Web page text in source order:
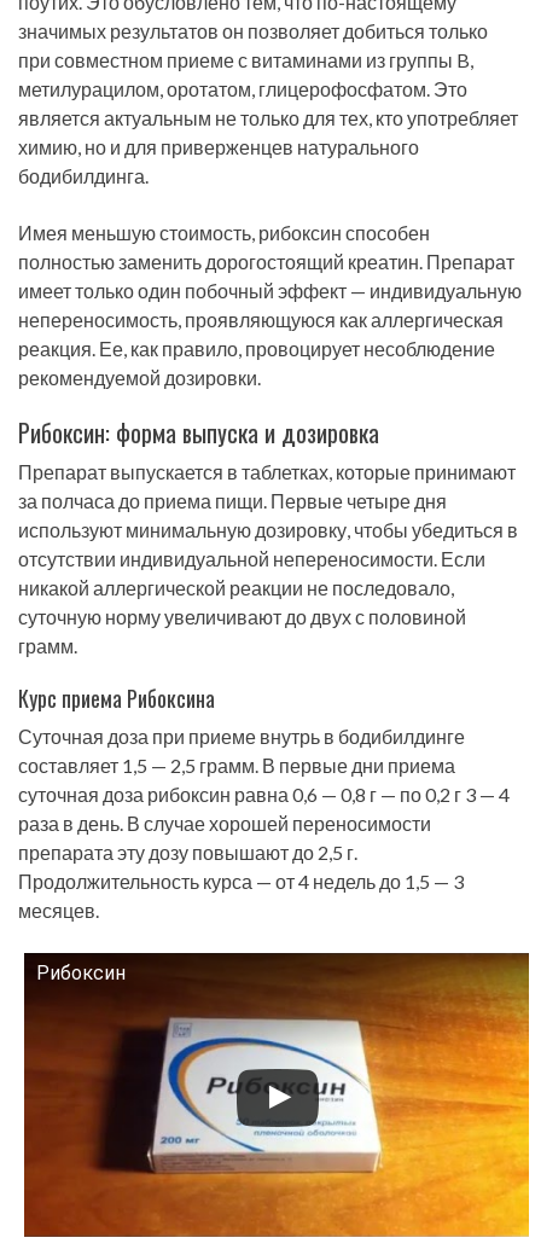
значимых результатов он позволяет добиться только
при совместном приеме с витаминами из группы B,
метилурацилом, оротатом, глицерофосфатом. Это
является актуальным не только для тех, кто употребляет
химию, но и для приверженцев натурального
бодибилдинга.
Имея меньшую стоимость, рибоксин способен
полностью заменить дорогостоящий креатин. Препарат
имеет только один побочный эффект — индивидуальную
непереносимость, проявляющуюся как аллергическая
реакция. Ее, как правило, провоцирует несоблюдение
рекомендуемой дозировки.
Рибоксин: форма выпуска и дозировка
Препарат выпускается в таблетках, которые принимают
за полчаса до приема пищи. Первые четыре дня
используют минимальную дозировку, чтобы убедиться в
отсутствии индивидуальной непереносимости. Если
никакой аллергической реакции не последовало,
суточную норму увеличивают до двух с половиной
грамм.
Курс приема Рибоксина
Суточная доза при приеме внутрь в бодибилдинге
составляет 1,5 — 2,5 грамм. В первые дни приема
суточная доза рибоксин равна 0,6 — 0,8 г — по 0,2 г 3 — 4
раза в день. В случае хорошей переносимости
препарата эту дозу повышают до 2,5 г.
Продолжительность курса — от 4 недель до 1,5 — 3
месяцев.
Рибоксин